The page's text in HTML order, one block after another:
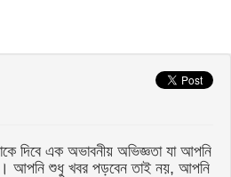
এক অভাবনীয় অভিজ্ঞতা যা আপনি
আপনি শুধু খবর পড়বেন তাই নয়, আপনি